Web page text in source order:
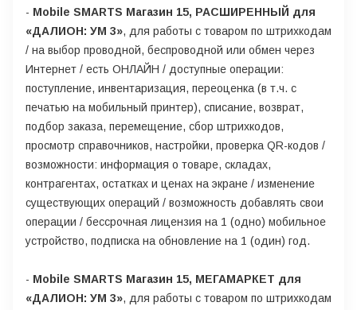
- Mobile SMARTS Магазин 15, РАСШИРЕННЫЙ для
«ДАЛИОН: УМ 3», для работы с товаром по штрихкодам
/ на выбор проводной, беспроводной или обмен через
Интернет / есть ОНЛАЙН / доступные операции:
поступление, инвентаризация, переоценка (в т.ч. с
печатью на мобильный принтер), списание, возврат,
подбор заказа, перемещение, сбор штрихкодов,
просмотр справочников, настройки, проверка QR-кодов /
возможности: информация о товаре, складах,
контрагентах, остатках и ценах на экране / изменение
существующих операций / возможность добавлять свои
операции / бессрочная лицензия на 1 (одно) мобильное
устройство, подписка на обновление на 1 (один) год.
- Mobile SMARTS Магазин 15, МЕГАМАРКЕТ для
«ДАЛИОН: УМ 3», для работы с товаром по штрихкодам